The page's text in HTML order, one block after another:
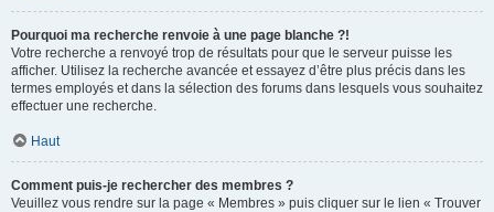
Pourquoi ma recherche renvoie à une page blanche ?!
Votre recherche a renvoyé trop de résultats pour que le serveur puisse les
afficher. Utilisez la recherche avancée et essayez d’être plus précis dans les
termes employés et dans la sélection des forums dans lesquels vous souhaitez
effectuer une recherche.
Haut
Comment puis-je rechercher des membres ?
Veuillez vous rendre sur la page « Membres » puis cliquer sur le lien « Trouver